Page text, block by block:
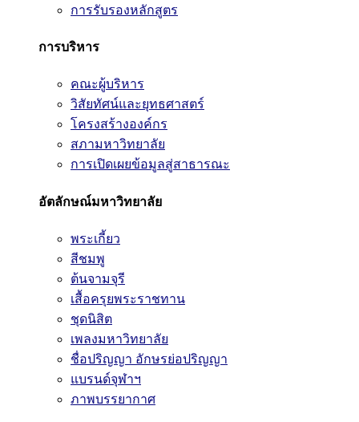
การรับรองหลักสูตร
การบริหาร
คณะผู้บริหาร
วิสัยทัศน์และยุทธศาสตร์
โครงสร้างองค์กร
สภามหาวิทยาลัย
การเปิดเผยข้อมูลสู่สาธารณะ
อัตลักษณ์มหาวิทยาลัย
พระเกี้ยว
สีชมพู
ต้นจามจุรี
เสื้อครุยพระราชทาน
ชุดนิสิต
เพลงมหาวิทยาลัย
ชื่อปริญญา อักษรย่อปริญญา
แบรนด์จุฬาฯ
ภาพบรรยากาศ